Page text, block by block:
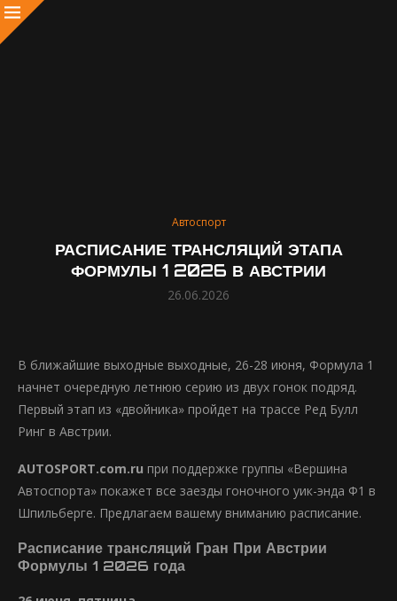
Автоспорт
РАСПИСАНИЕ ТРАНСЛЯЦИЙ ЭТАПА
ФОРМУЛЫ 1 2026 В АВСТРИИ
26.06.2026
В ближайшие выходные выходные, 26-28 июня, Формула 1
начнет очередную летнюю серию из двух гонок подряд.
Первый этап из «двойника» пройдет на трассе Ред Булл
Ринг в Австрии.
AUTOSPORT.com.ru при поддержке группы «Вершина
Автоспорта» покажет все заезды гоночного уик-энда Ф1 в
Шпильберге. Предлагаем вашему вниманию расписание.
Расписание трансляций Гран При Австрии
Формулы 1 2026 года